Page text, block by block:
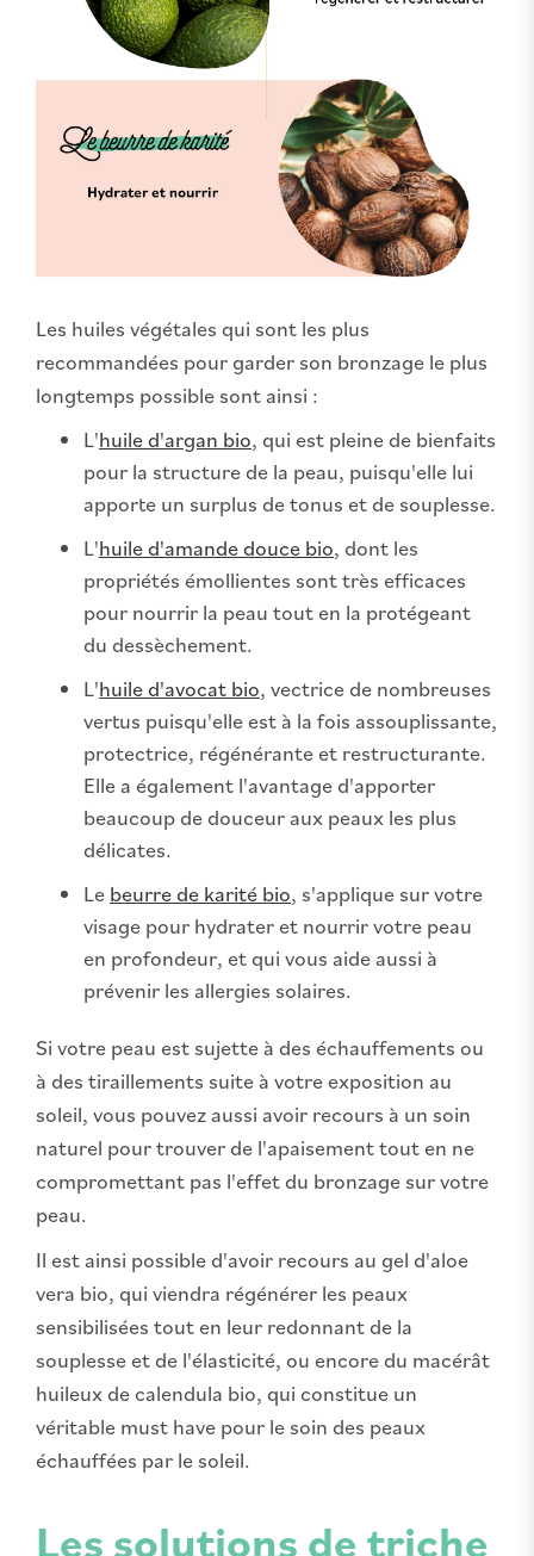
Les huiles végétales qui sont les plus
recommandées pour garder son bronzage le plus
longtemps possible sont ainsi :
L'huile d'argan bio, qui est pleine de bienfaits
pour la structure de la peau, puisqu'elle lui
apporte un surplus de tonus et de souplesse.
L'huile d'amande douce bio, dont les
propriétés émollientes sont très efficaces
pour nourrir la peau tout en la protégeant
du dessèchement.
L'huile d'avocat bio, vectrice de nombreuses
vertus puisqu'elle est à la fois assouplissante,
protectrice, régénérante et restructurante.
Elle a également l'avantage d'apporter
beaucoup de douceur aux peaux les plus
délicates.
Le beurre de karité bio, s'applique sur votre
visage pour hydrater et nourrir votre peau
en profondeur, et qui vous aide aussi à
prévenir les allergies solaires.
Si votre peau est sujette à des échauffements ou
à des tiraillements suite à votre exposition au
soleil, vous pouvez aussi avoir recours à un soin
naturel pour trouver de l'apaisement tout en ne
compromettant pas l'effet du bronzage sur votre
peau.
Il est ainsi possible d'avoir recours au gel d'aloe
vera bio, qui viendra régénérer les peaux
sensibilisées tout en leur redonnant de la
souplesse et de l'élasticité, ou encore du macérât
huileux de calendula bio, qui constitue un
véritable must have pour le soin des peaux
échauffées par le soleil.
Les solutions de triche